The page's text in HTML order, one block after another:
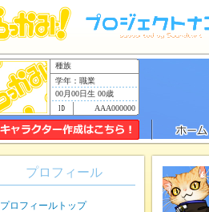
種族
学年：職業
00月00日生 00歳
AAA000000
プロフィール
プロフィールトップ